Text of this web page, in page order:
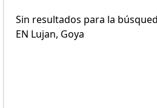
Sin resultados para la
EN Lujan, Goya